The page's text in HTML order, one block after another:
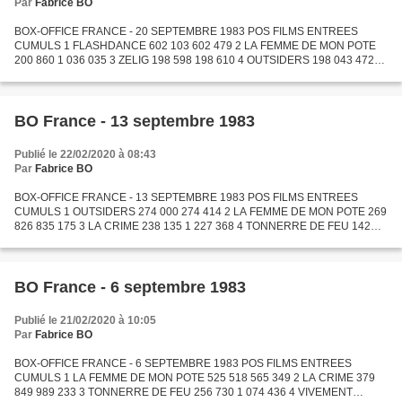
Par Fabrice BO
BOX-OFFICE FRANCE - 20 SEPTEMBRE 1983 POS FILMS ENTREES
CUMULS 1 FLASHDANCE 602 103 602 479 2 LA FEMME DE MON POTE
200 860 1 036 035 3 ZELIG 198 598 198 610 4 OUTSIDERS 198 043 472
TONNERRE...
BO France - 13 septembre 1983
Publié le 22/02/2020 à 08:43
Par Fabrice BO
BOX-OFFICE FRANCE - 13 SEPTEMBRE 1983 POS FILMS ENTREES
CUMULS 1 OUTSIDERS 274 000 274 414 2 LA FEMME DE MON POTE 269
826 835 175 3 LA CRIME 238 135 1 227 368 4 TONNERRE DE FEU 142
L'ESPACE 138...
BO France - 6 septembre 1983
Publié le 21/02/2020 à 10:05
Par Fabrice BO
BOX-OFFICE FRANCE - 6 SEPTEMBRE 1983 POS FILMS ENTREES
CUMULS 1 LA FEMME DE MON POTE 525 518 565 349 2 LA CRIME 379
849 989 233 3 TONNERRE DE FEU 256 730 1 074 436 4 VIVEMENT